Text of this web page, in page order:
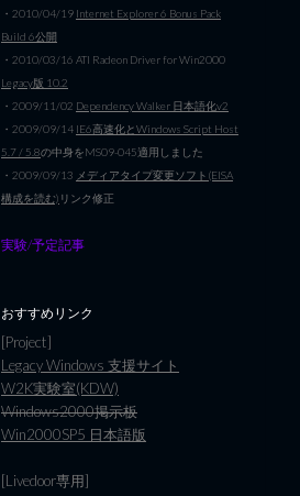
・2010/04/19 Internet Explorer 6 Bonus Pack
Build 6公開
・2010/03/16 ATI Radeon Driver for Win2000
Legacy版 10.2
・2009/11/02 Dependency Walker 日本語化v2
・2009/09/14 IE6高速化とWindows Script Host
5.7 / 5.8の中身をMS09-045適用しました
・2009/09/13 メディアタイプ変更ソフト(EISA
構成を読む) リンク修正
実験/予定記事
おすすめリンク
[Project]
Legacy Windows 支援サイト
W2K実験室(KDW)
Windows2000掲示板
Win2000SP5 日本語版
[Livedoor専用]